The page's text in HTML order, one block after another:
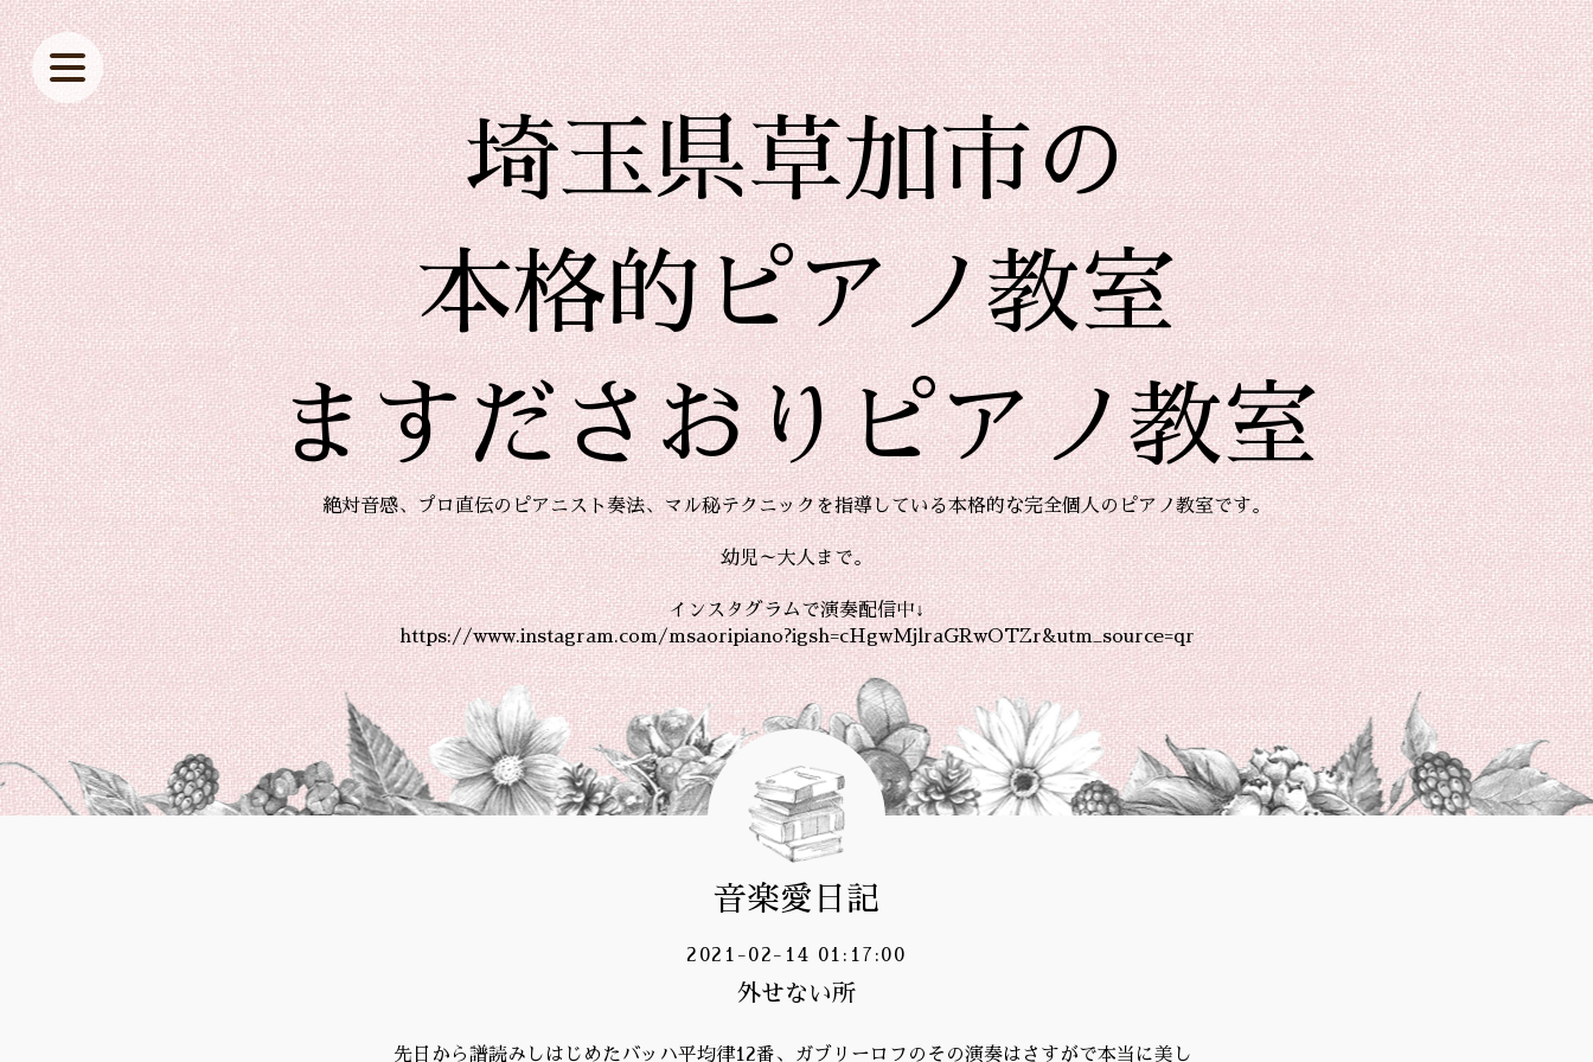
埼玉県草加市の
本格的ピアノ教室
ますださおりピアノ教室
絶対音感、プロ直伝のピアニスト奏法、マル秘テクニックを指導している本格的な完全個人のピアノ教室です。
幼児～大人まで。
インスタグラムで演奏配信中↓
https://www.instagram.com/msaoripiano?igsh=cHgwMjlraGRwOTZr&utm_source=qr
音楽愛日記
2021-02-14 01:17:00
外せない所
先日から譜読みしはじめたバッハ平均律12番、ガブリーロフのその演奏はさすがで本当に美し